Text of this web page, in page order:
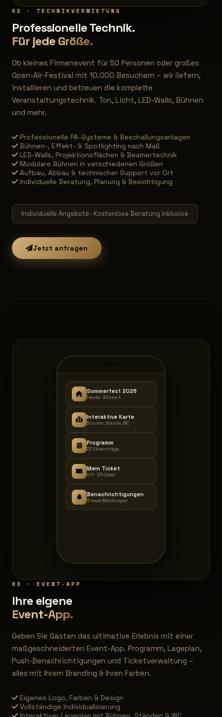
02 · TECHNIKVERMIETUNG
Professionelle Technik.
Für jede Größe.
Ob kleines Firmenevent für 50 Personen oder großes
Open-Air-Festival mit 10.000 Besuchern – wir liefern,
installieren und betreuen die komplette
Veranstaltungstechnik. Ton, Licht, LED-Walls, Bühnen
und mehr.
Professionelle PA-Systeme & Beschallungsanlagen
Bühnen-, Effekt- & Spotlighting nach Maß
LED-Walls, Projektionsflächen & Beamertechnik
Modulare Bühnen in verschiedenen Größen
Aufbau, Abbau & technischer Support vor Ort
Individuelle Beratung, Planung & Besichtigung
Individuelle Angebote · Kostenlose Beratung inklusive
Jetzt anfragen
Sommerfest 2026
Heute · Bühne A
Interaktive Karte
Bühnen, Stände, WC
Programm
22 Akt­einträge
Mein Ticket
VIP · QR-Code
Benachrichtigungen
3 neue Meldungen
03 · EVENT-APP
Ihre eigene
Event-App.
Geben Sie Gästen das ultimative Erlebnis mit einer
maßgeschneiderten Event-App. Programm, Lageplan,
Push-Benachrichtigungen und Ticketverwaltung –
alles mit Ihrem Branding & Ihren Farben.
Eigenes Logo, Farben & Design
Vollständige Individualisierung